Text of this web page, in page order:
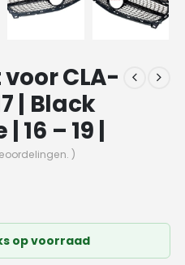
CLA-
| Black
– 19 |
)
op voorraad